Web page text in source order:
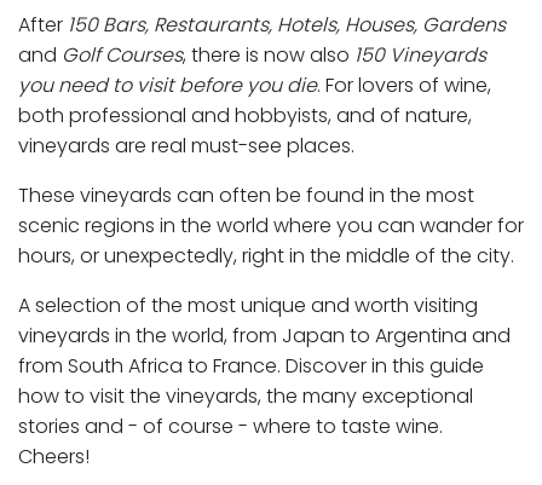
After 150 Bars, Restaurants, Hotels, Houses, Gardens
and Golf Courses, there is now also 150 Vineyards
you need to visit before you die. For lovers of wine,
both professional and hobbyists, and of nature,
vineyards are real must-see places.
These vineyards can often be found in the most
scenic regions in the world where you can wander for
hours, or unexpectedly, right in the middle of the city.
A selection of the most unique and worth visiting
vineyards in the world, from Japan to Argentina and
from South Africa to France. Discover in this guide
how to visit the vineyards, the many exceptional
stories and - of course - where to taste wine.
Cheers!